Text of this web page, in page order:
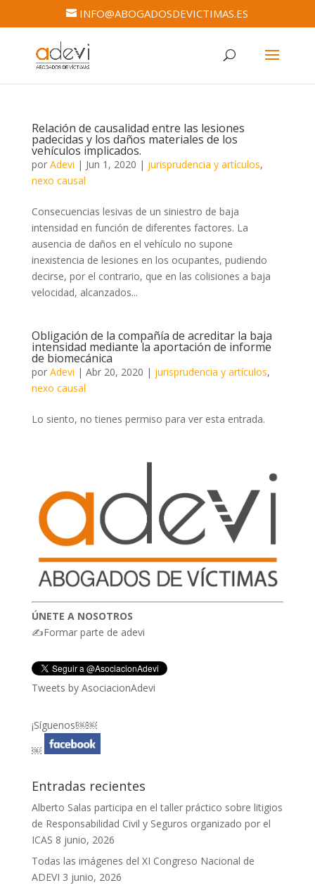
INFO@ABOGADOSDEVICTIMAS.ES
Relación de causalidad entre las lesiones
padecidas y los daños materiales de los
vehículos implicados.
por Adevi | Jun 1, 2020 | jurisprudencia y artículos,
nexo causal
Consecuencias lesivas de un siniestro de baja
intensidad en función de diferentes factores. La
ausencia de daños en el vehículo no supone
inexistencia de lesiones en los ocupantes, pudiendo
decirse, por el contrario, que en las colisiones a baja
velocidad, alcanzados...
Obligación de la compañía de acreditar la baja
intensidad mediante la aportación de informe
de biomecánica
por Adevi | Abr 20, 2020 | jurisprudencia y artículos,
nexo causal
Lo siento, no tienes permiso para ver esta entrada.
ÚNETE A NOSOTROS
✍Formar parte de adevi
Tweets by AsociacionAdevi
¡Síguenos!￼￼
￼
Entradas recientes
Alberto Salas participa en el taller práctico sobre litigios
de Responsabilidad Civil y Seguros organizado por el
ICAS 8 junio, 2026
Todas las imágenes del XI Congreso Nacional de
ADEVI 3 junio, 2026